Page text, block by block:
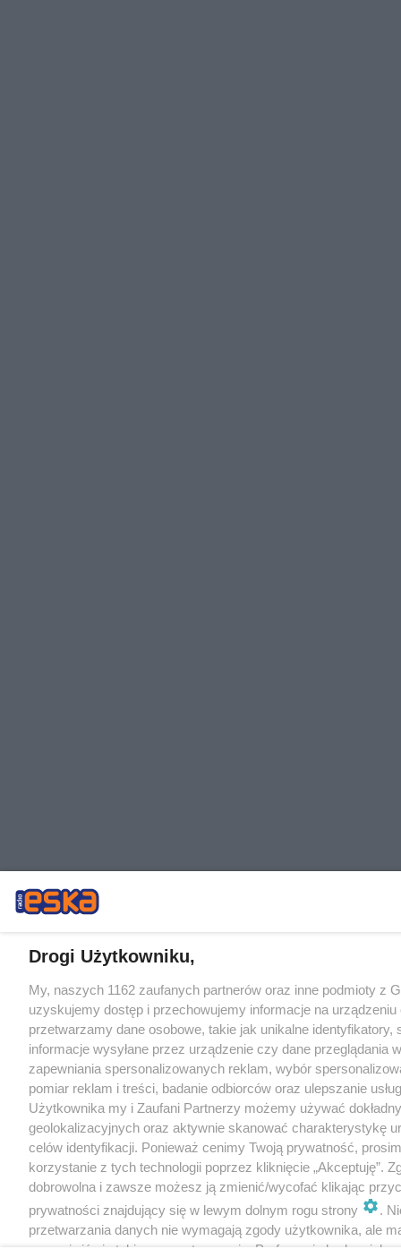
Drogi Użytkowniku,
My, naszych 1162 zaufanych partnerów oraz inne podmioty z
uzyskujemy dostęp i przechowujemy informacje na urządzeniu
przetwarzamy dane osobowe, takie jak unikalne identyfikatory,
informacje wysyłane przez urządzenie czy dane przeglądania
zapewniania spersonalizowanych reklam, wybór
pomiar reklam i treści, badanie odbiorców oraz ulepszanie
Użytkownika my i Zaufani Partnerzy możemy używać
geolokalizacyjnych oraz aktywnie skanować charakterystykę
celów identyfikacji. Ponieważ cenimy Twoją prywatność,
korzystanie z tych technologii poprzez kliknięcie „Akceptuję”.
dobrowolna i zawsze możesz ją zmienić/wycofać klikając
prywatności znajdujący się w lewym dolnym rogu strony
.
przetwarzania danych nie wymagają zgody użytkownika, ale